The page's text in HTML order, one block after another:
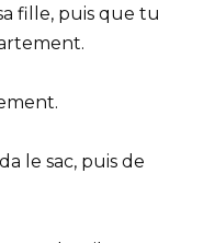
fille, puis que tu
le sac, puis de